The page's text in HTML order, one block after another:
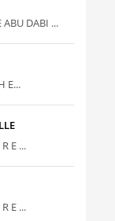
DABI ...
E...
E ...
E ...